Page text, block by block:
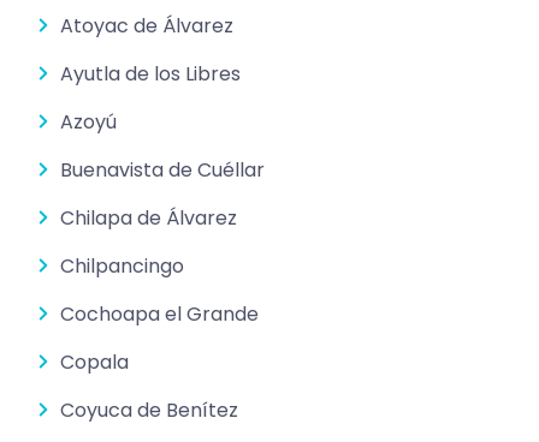
Atoyac de Álvarez
Ayutla de los Libres
Azoyú
Buenavista de Cuéllar
Chilapa de Álvarez
Chilpancingo
Cochoapa el Grande
Copala
Coyuca de Benítez